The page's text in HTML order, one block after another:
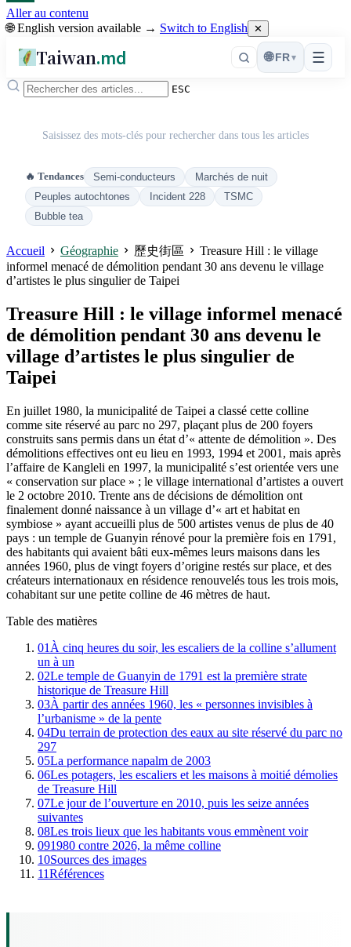
Aller au contenu
🌐 English version available → Switch to English ✕
Taiwan.md ☰
🌐 FR ▾
ESC
Saisissez des mots-clés pour rechercher dans tous les articles
🔥 Tendances Semi-conducteurs
Marchés de nuit
Peuples autochtones
Incident 228
TSMC
Bubble tea
Accueil Géographie 歷史街區
Treasure Hill : le village
informel menacé de démolition pendant 30 ans devenu le village
d’artistes le plus singulier de Taipei
Treasure Hill : le village informel menacé
de démolition pendant 30 ans devenu le
village d’artistes le plus singulier de
Taipei
En juillet 1980, la municipalité de Taipei a classé cette colline
comme site réservé au parc no 297, plaçant plus de 200 foyers
construits sans permis dans un état d’« attente de démolition ». Des
démolitions effectives ont eu lieu en 1993, 1994 et 2001, mais après
l’affaire de Kangleli en 1997, la municipalité s’est orientée vers une
« conservation sur place » ; le village international d’artistes a ouvert
le 2 octobre 2010. Trente ans de décisions de démolition ont
finalement donné naissance à un village d’« art et habitat en
symbiose » ayant accueilli plus de 500 artistes venus de plus de 40
pays : un temple de Guanyin rénové pour la première fois en 1791,
des habitants qui avaient bâti eux-mêmes leurs maisons dans les
années 1960, plus de vingt foyers d’origine restés sur place, et des
créateurs internationaux en résidence renouvelés tous les trois mois,
cohabitant sur une petite colline de 46 mètres de haut.
Table des matières
01 À cinq heures du soir, les escaliers de la colline s’allument
un à un
02Le temple de Guanyin de 1791 est la première strate
historique de Treasure Hill
03À partir des années 1960, les « personnes invisibles à
l’urbanisme » de la pente
04Du terrain de protection des eaux au site réservé du parc no
297
05La performance napalm de 2003
06Les potagers, les escaliers et les maisons à moitié démolies
de Treasure Hill
07Le jour de l’ouverture en 2010, puis les seize années
suivantes
08Les trois lieux que les habitants vous emmènent voir
091980 contre 2026, la même colline
10Sources des images
11Références